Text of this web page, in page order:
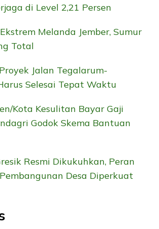
di Level 2,21 Persen
Melanda Jember, Sumur
Total
Jalan Tegalarum-
Selesai Tepat Waktu
Kota Kesulitan Bayar Gaji
Godok Skema Bantuan
Resmi Dikukuhkan, Peran
Desa Diperkuat